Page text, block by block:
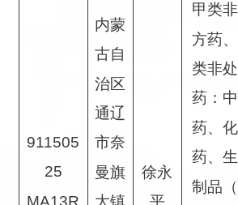
911505
25
MA13R
内蒙
古自
治区
通辽
市奈
曼旗
徐永
甲类
方药
类非
药：
药、
药、
制品